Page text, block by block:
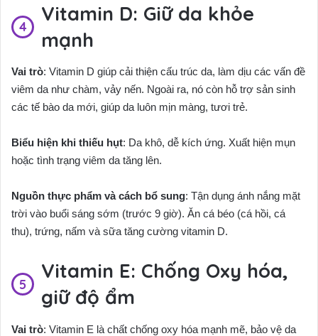
Vitamin D: Giữ da khỏe
mạnh
Vai trò: Vitamin D giúp cải thiện cấu trúc da, làm dịu các vấn đề
viêm da như chàm, vảy nến. Ngoài ra, nó còn hỗ trợ sản sinh
các tế bào da mới, giúp da luôn mịn màng, tươi trẻ.
Biểu hiện khi thiếu hụt: Da khô, dễ kích ứng. Xuất hiện mụn
hoặc tình trạng viêm da tăng lên.
Nguồn thực phẩm và cách bổ sung: Tận dụng ánh nắng mặt
trời vào buổi sáng sớm (trước 9 giờ). Ăn cá béo (cá hồi, cá
thu), trứng, nấm và sữa tăng cường vitamin D.
Vitamin E: Chống Oxy hóa,
giữ độ ẩm
Vai trò: Vitamin E là chất chống oxy hóa mạnh mẽ, bảo vệ da